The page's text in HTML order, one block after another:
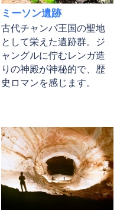
ミーソン遺跡
古代チャンパ王国の聖地
として栄えた遺跡群。ジ
ャングルに佇むレンガ造
りの神殿が神秘的で、歴
史ロマンを感じます。